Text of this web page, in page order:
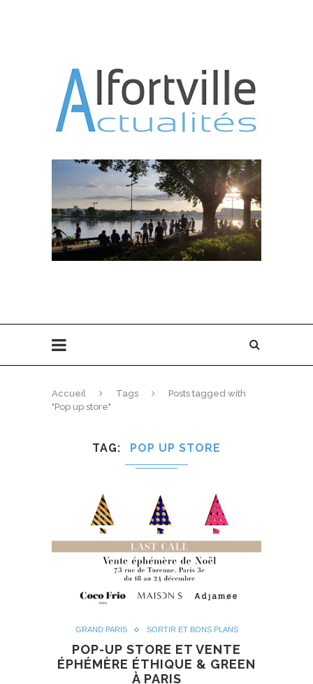
Accueil Tags
Posts tagged with
"Pop up store"
TAG POP UP STORE
GRAND PARIS SORTIR ET BONS PLANS
POP-UP STORE ET VENTE
ÉPHÉMÈRE ÉTHIQUE & GREEN
À PARIS